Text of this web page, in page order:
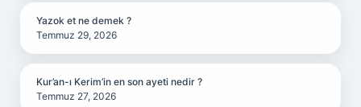
Yazok et ne demek ?
Temmuz 29, 2026
Kur’an-ı Kerim’in en son ayeti nedir ?
Temmuz 27, 2026